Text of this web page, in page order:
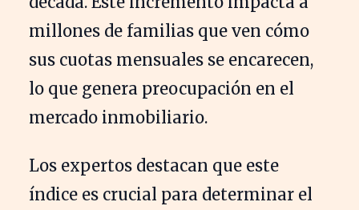
millones de familias que ven cómo
sus cuotas mensuales se encarecen,
lo que genera preocupación en el
mercado inmobiliario.
Los expertos destacan que este
índice es crucial para determinar el